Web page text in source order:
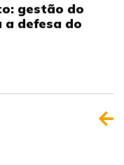
gestão do
a defesa do